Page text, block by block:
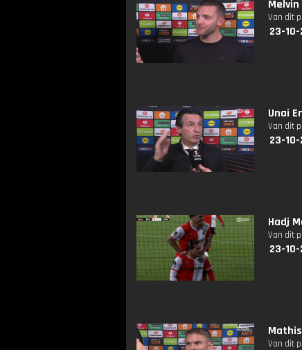
Melvin
Van dit
23-
Unai
Van dit
23-
Hadj
Van dit
23-
Van dit